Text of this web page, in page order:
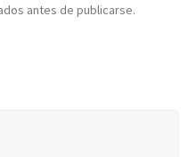
antes de publicarse.